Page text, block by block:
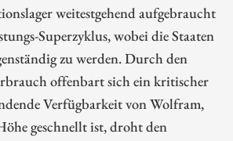
weitestgehend aufgebraucht
Superzyklus, wobei die Staaten
zu werden. Durch den
offenbart sich ein kritischer
Verfügbarkeit von Wolfram,
geschnellt ist, droht den